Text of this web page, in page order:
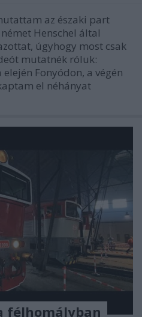
az északi part
Henschel által
úgyhogy most csak
mutatnék róluk:
Fonyódon, a végén
el néhányat
félhomályban